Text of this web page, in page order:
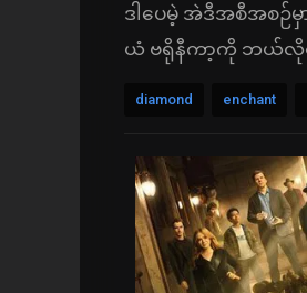
ဒါပေမဲ့ အဲဒီအစီအစဉ်မှ
ယံ ဗရိုနီကာ့ကို ဘယ်လို
diamond enchant